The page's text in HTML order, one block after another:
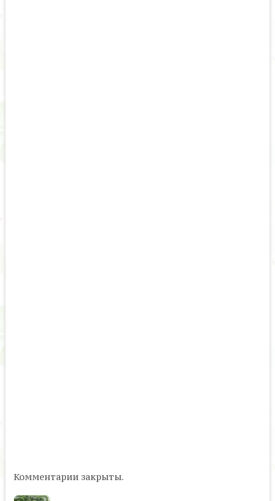
Комментарии закрыты.